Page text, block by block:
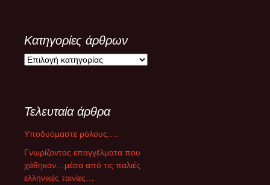
Κατηγορίες άρθρων
Κ
γ
ρ
ί
Τελευταία άρθρα
Υποδυόμαστε ρόλους….
Γνωρίζοντας επαγγέλματα που
χάθηκαν…μέσα από τις παλιές
ελληνικές ταινίες…